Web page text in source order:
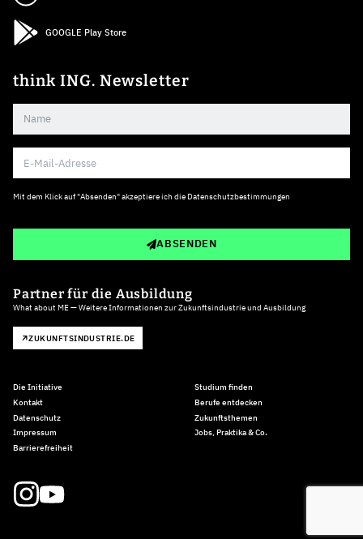
GOOGLE Play Store
think ING. Newsletter
Mit dem Klick auf "Absenden" akzeptiere ich die Datenschutzbestimmungen
ABSENDEN
Partner für die Ausbildung
What about ME — Weitere Informationen zur Zukunftsindustrie und Ausbildung
ZUKUNFTSINDUSTRIE.DE
Die Initiative
Kontakt
Datenschutz
Impressum
Barrierefreiheit
Studium finden
Berufe entdecken
Zukunftsthemen
Jobs, Praktika & Co.